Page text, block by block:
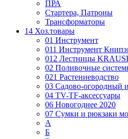
ПРА
Стартера, Патроны
Трансформаторы
14 Хоз.товары
01 Инструмент
011 Инструмент
012 Лестницы
02 Поливочные
021 Растениеводство
03 Садово-огородный
04 TV-TF-аксессуары
06 Новогоднее 2020
07 Сумки и рюкзаки
А
Б